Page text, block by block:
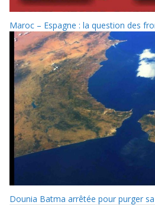
Maroc – Espagne : la question des
Dounia Batma arrêtée pour purger